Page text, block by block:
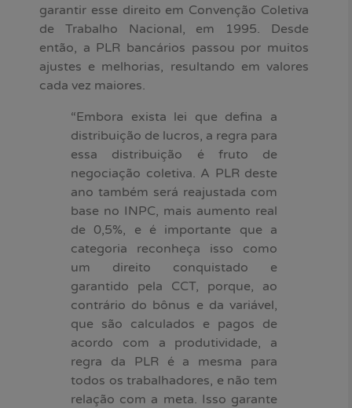
garantir esse direito em Convenção Coletiva
de Trabalho Nacional, em 1995. Desde
então, a PLR bancários passou por muitos
ajustes e melhorias, resultando em valores
cada vez maiores.
“Embora exista lei que defina a
distribuição de lucros, a regra para
essa distribuição é fruto de
negociação coletiva. A PLR deste
ano também será reajustada com
base no INPC, mais aumento real
de 0,5%, e é importante que a
categoria reconheça isso como
um direito conquistado e
garantido pela CCT, porque, ao
contrário do bônus e da variável,
que são calculados e pagos de
acordo com a produtividade, a
regra da PLR é a mesma para
todos os trabalhadores, e não tem
relação com a meta. Isso garante